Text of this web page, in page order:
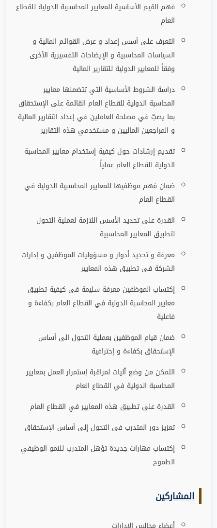
فهم القيم الأساسية للمعايير المحاسبية الدولية للقطاع
العام
التعرف على أسس إعداد و عرض القوائم المالية و
السياسات المحاسبية و الإيضاحات التفسيرية الأخرى
وفقاً للمعايير الدولية للتقارير المالية
دراسة الشروط الأساسية التي تتضمنها معايير
المحاسبة الدولية للقطاع العام القائمة على الإستحقاق
بما يصبّ في مصلحة العاملين في إعداد التقارير المالية
و المراجعين الماليين و مستخدمي هذه التقارير
تقديم إرشادات حول كيفية إستخدام معايير المحاسبة
الدولية للقطاع العام عملياً
ضمان فهم موظفيها للمعايير المحاسبية الدولية في
القطاع العام
القدرة على تحديد الأسس اللازمة لعملية التحول
لتطبيق المعايير المحاسبية
معرفة و تحديد أدوار و مسؤوليات الموظفين و إدارات
الشركة فى تطبيق هذه المعايير
إكتساب الموظفين معرفة سليمة فى كيفية تطبيق
معايير المحاسبة الدولية في القطاع العام بكفاءة و
فاعلية
ضمان قيام الموظفين بعملية التحول الى أساس
الإستحقاق بكفاءة و إحترافية
التمكن من وضع اّليات لمراقبة إستمرار العمل بمعايير
المحاسبة الدولية في القطاع العام
القدرة على تطبيق هذه المعايير في القطاع العام
تعزيز دور المتدرب فى التحول إلى أساس الإستحقاق
إكتساب مهارات جديدة تؤهل المتدرب للنمو الوظيفي
الطموح
المشاركين